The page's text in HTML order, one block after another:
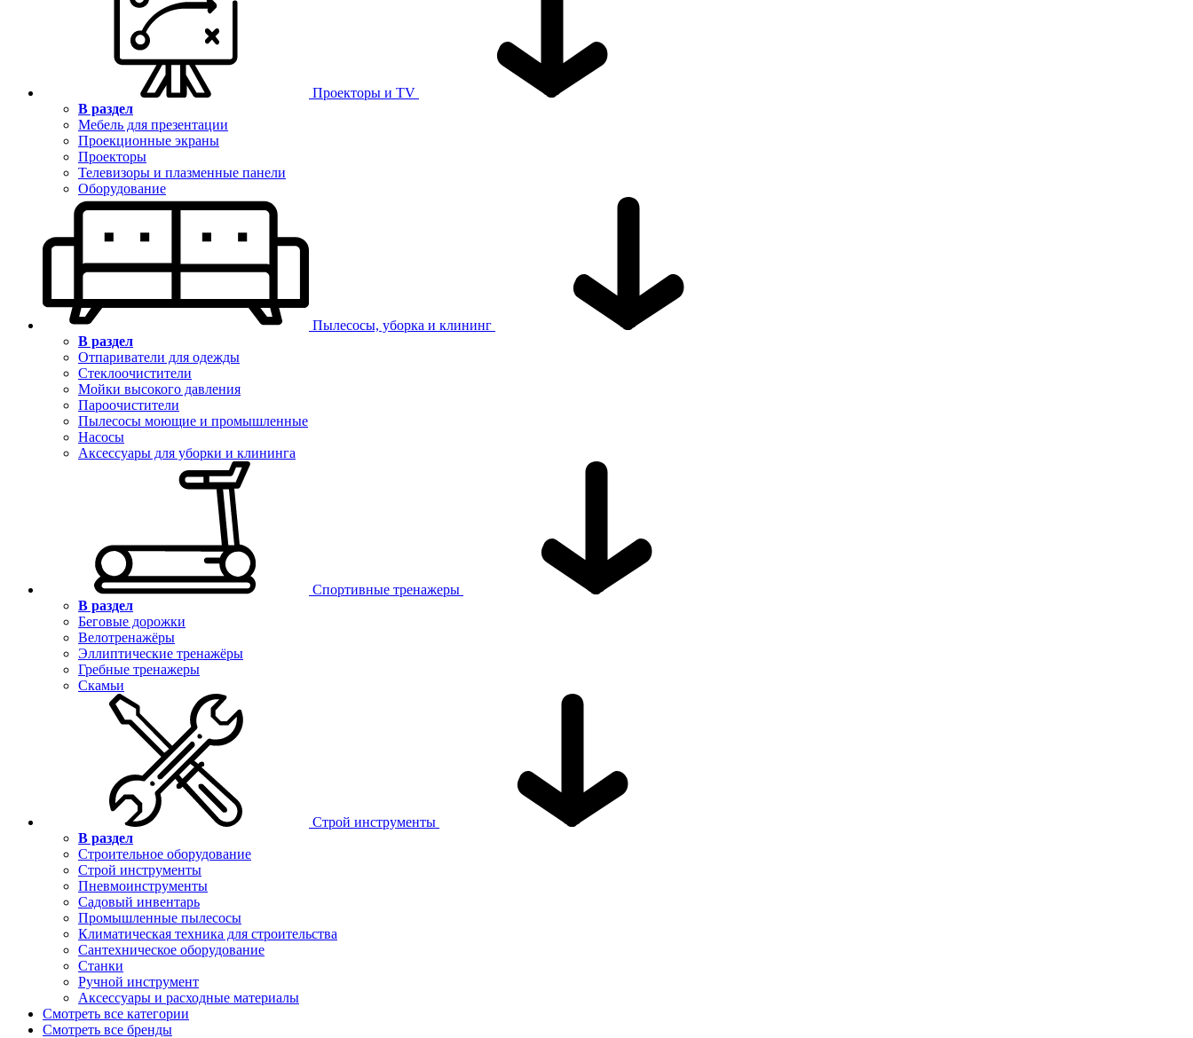
Проекторы и TV
В раздел
Мебель для презентации
Проекционные экраны
Проекторы
Телевизоры и плазменные панели
Оборудование
Пылесосы, уборка и клининг
В раздел
Отпариватели для одежды
Стеклоочистители
Мойки высокого давления
Пароочистители
Пылесосы моющие и промышленные
Насосы
Аксессуары для уборки и клининга
Спортивные тренажеры
В раздел
Беговые дорожки
Велотренажёры
Эллиптические тренажёры
Гребные тренажеры
Скамьи
Строй инструменты
В раздел
Строительное оборудование
Строй инструменты
Пневмоинструменты
Садовый инвентарь
Промышленные пылесосы
Климатическая техника для строительства
Сантехническое оборудование
Станки
Ручной инструмент
Аксессуары и расходные материалы
Смотреть все категории
Смотреть все бренды